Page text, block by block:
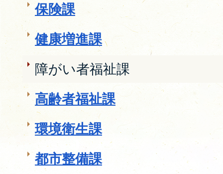
保険課
健康増進課
障がい者福祉課
高齢者福祉課
環境衛生課
都市整備課